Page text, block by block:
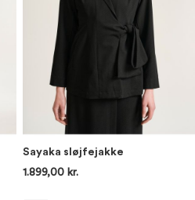
Sayaka sløjfejakke
1.899,00 kr.